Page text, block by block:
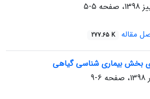
5-5
مقاله 277.65 K
بخش بیماری شناسی گیاهی
6-9